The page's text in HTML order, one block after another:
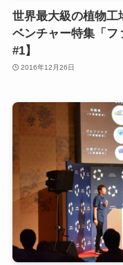
世界最大級の植物工
ベンチャー特集「フ
#1】
2016年12月26日